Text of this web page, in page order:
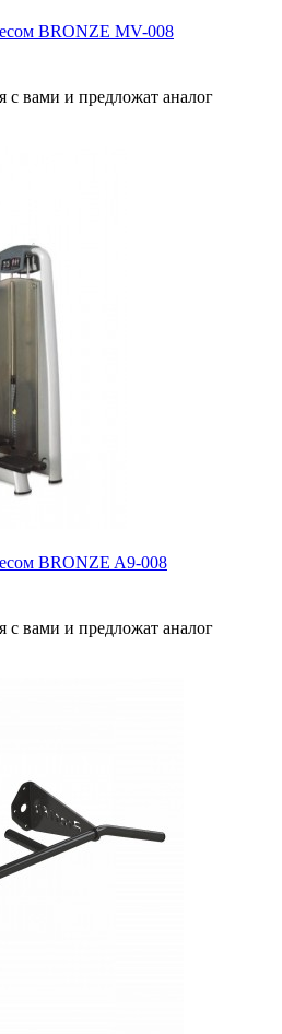
BRONZE MV-008
вами и предложат аналог
BRONZE A9-008
вами и предложат аналог